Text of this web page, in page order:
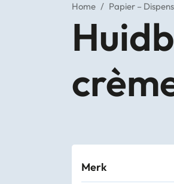
Afvalinzameling
Materialen
Glasbewassing
Home / Papier –
Merk